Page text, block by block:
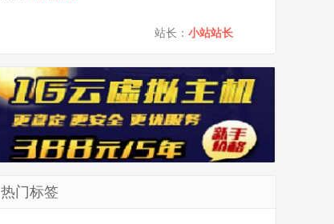
站长： 小站站长
热门标签